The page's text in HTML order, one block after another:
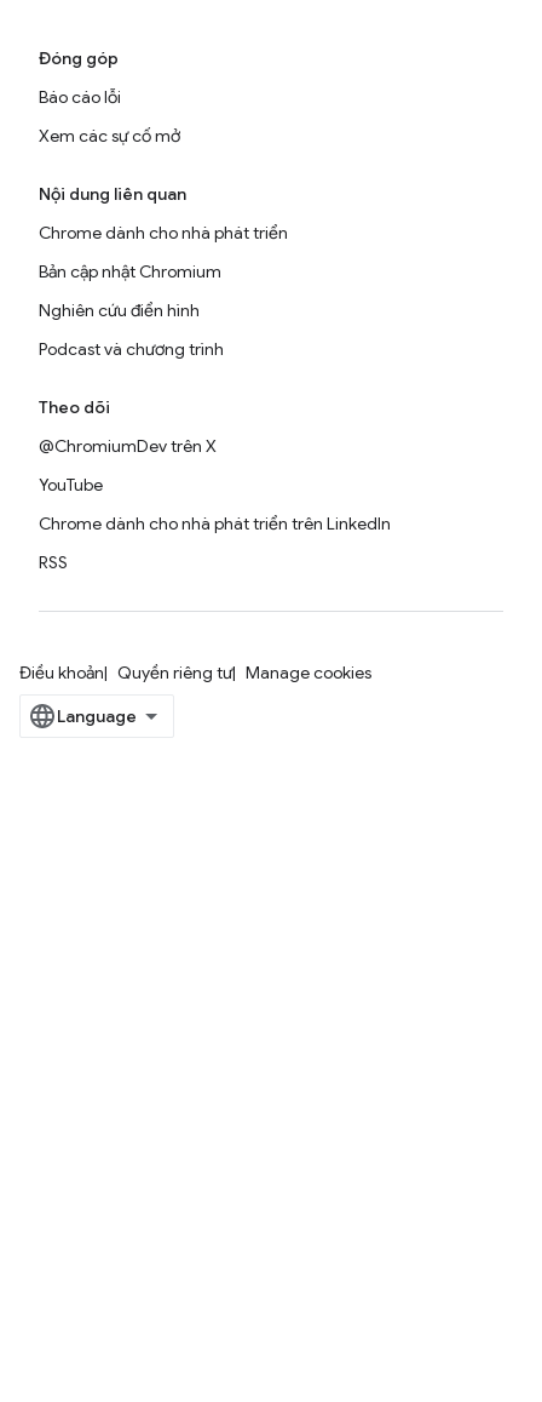
Đóng góp
Báo cáo lỗi
Xem các sự cố mở
Nội dung liên quan
Chrome dành cho nhà phát triển
Bản cập nhật Chromium
Nghiên cứu điển hình
Podcast và chương trình
Theo dõi
@ChromiumDev trên X
YouTube
Chrome dành cho nhà phát triển trên LinkedIn
RSS
Điều khoản Quyền riêng tư Manage cookies